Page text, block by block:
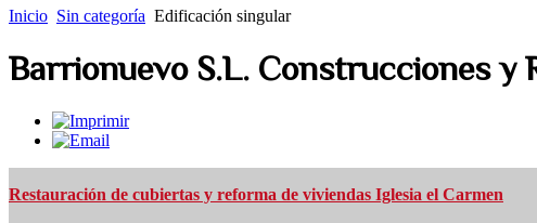
Inicio Sin categoría Edificación singular
Barrionuevo S.L. Construcciones y
Restauración de cubiertas y reforma de viviendas Iglesia el Carmen
Restauración pórticos de plaza mayor de Colmenar de Oreja (Madrid)